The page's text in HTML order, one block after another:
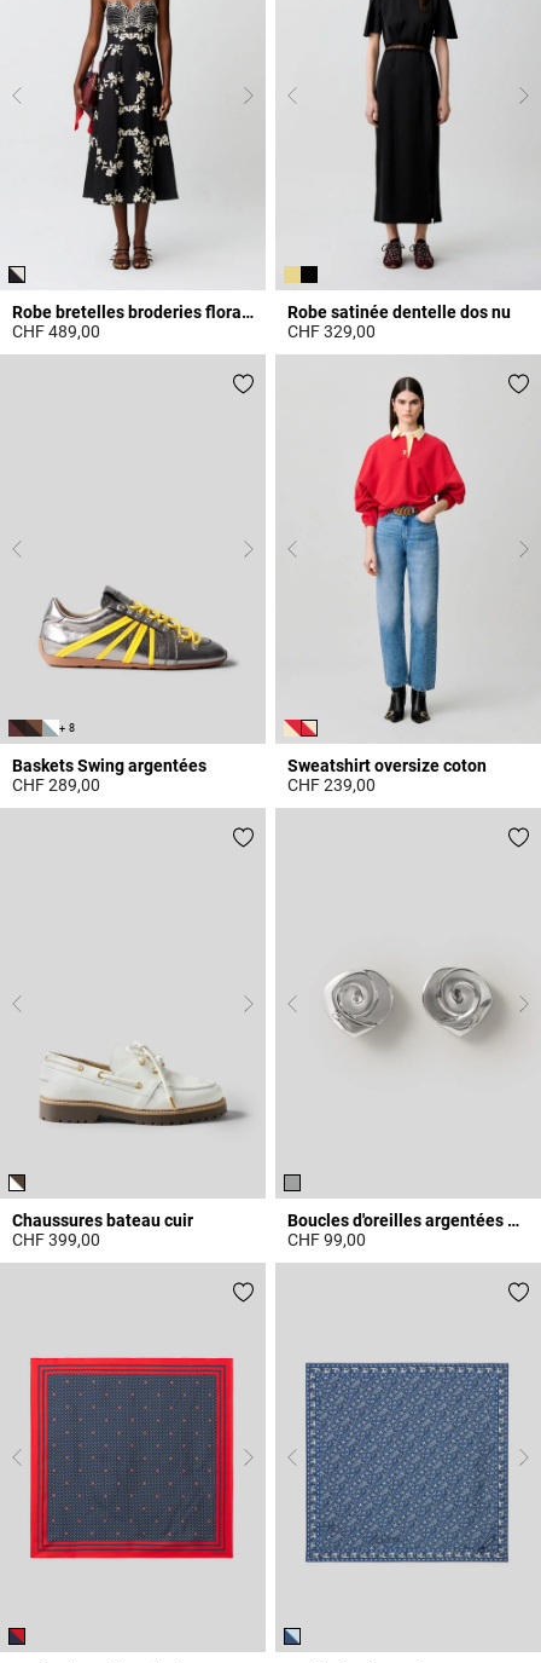
Robe bretelles broderies florales
CHF 489,00
Robe satinée dentelle dos nu
CHF 329,00
+ 8
Baskets Swing argentées
CHF 289,00
5 out of 5 Customer Rating
Sweatshirt oversize coton
CHF 239,00
3.9 out of 5 Customer Rating
Chaussures bateau cuir
CHF 399,00
Boucles d'oreilles argentées Claudie
CHF 99,00